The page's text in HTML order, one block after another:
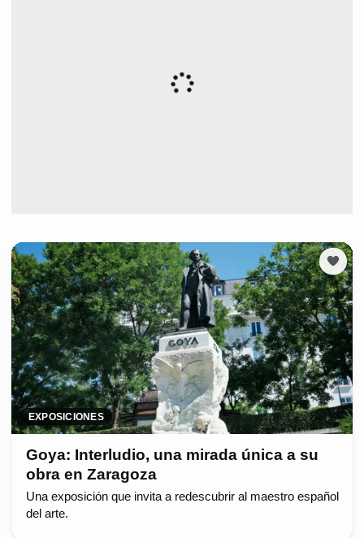
EXPOSICIONES
Goya: Interludio, una mirada única a su
obra en Zaragoza
Una exposición que invita a redescubrir al maestro español
del arte.